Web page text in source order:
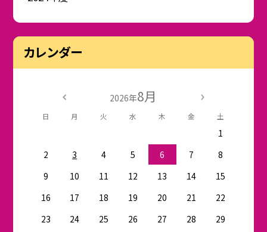
カレンダー
2026年8月
日 月 火 水 木 金 土
1
2
3 4 5 6 7
8
9
10 11 12 13 14
15
16
17 18 19 20 21
22
23
24 25 26 27 28
29